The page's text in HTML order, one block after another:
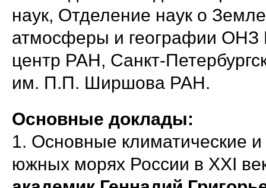
наук, Отделение наук о
атмосферы и географии ОНЗ
центр РАН, Санкт-
им. П.П. Ширшова РАН.
Основные доклады:
1. Основные климатические
южных морях России в XXI